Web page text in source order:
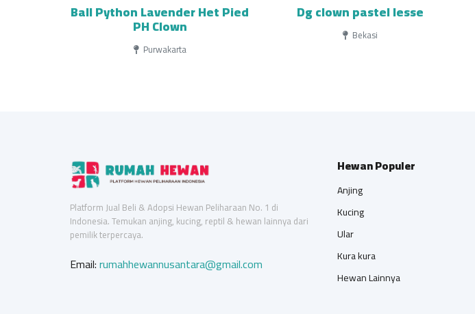
Ball Python Lavender Het Pied
PH Clown
Purwakarta
Dg clown pastel lesse
Bekasi
Platform Jual Beli & Adopsi Hewan Peliharaan No. 1 di
Indonesia. Temukan anjing, kucing, reptil & hewan lainnya dari
pemilik terpercaya.
Email:rumahhewannusantara@gmail.com
Hewan Populer
Anjing
Kucing
Ular
Kura kura
Hewan Lainnya